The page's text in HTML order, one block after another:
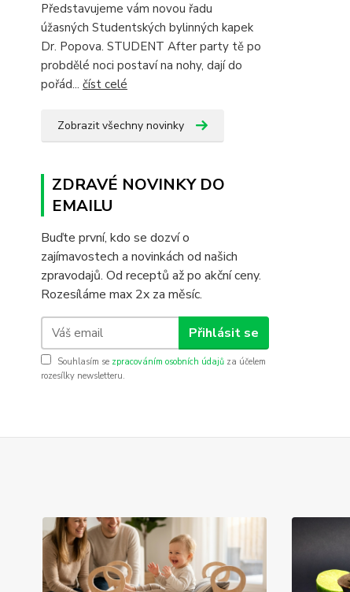
Představujeme vám novou řadu
úžasných Studentských bylinných kapek
Dr. Popova. STUDENT After party tě po
probdělé noci postaví na nohy, dají do
pořád... číst celé
Zobrazit všechny novinky
ZDRAVÉ NOVINKY DO
EMAILU
Buďte první, kdo se dozví o
zajímavostech a novinkách od našich
zpravodajů. Od receptů až po akční ceny.
Rozesíláme max 2x za měsíc.
Přihlásit se
Souhlasím se zpracováním osobních údajů za účelem
rozesílky newsletteru.